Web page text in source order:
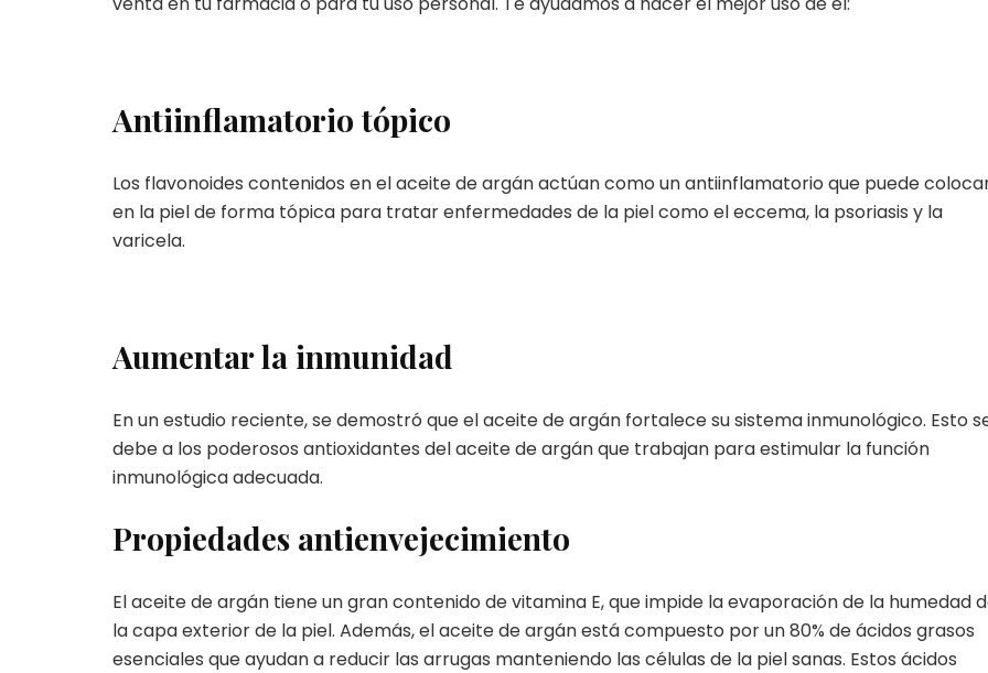
Antiinflamatorio tópico
Los flavonoides contenidos en el aceite de argán actúan como un antiinflamatorio que puede
en la piel de forma tópica para tratar enfermedades de la piel como el eccema, la psoriasis y la
varicela.
Aumentar la inmunidad
En un estudio reciente, se demostró que el aceite de argán fortalece su sistema inmunológico. Esto
debe a los poderosos antioxidantes del aceite de argán que trabajan para estimular la función
inmunológica adecuada.
Propiedades antienvejecimiento
El aceite de argán tiene un gran contenido de vitamina E, que impide la evaporación de la humedad
la capa exterior de la piel. Además, el aceite de argán está compuesto por un 80% de ácidos grasos
esenciales que ayudan a reducir las arrugas manteniendo las células de la piel sanas. Estos ácidos